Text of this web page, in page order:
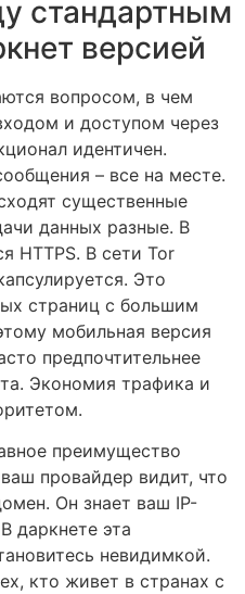
стандартным
версией
вопросом, в чем
и доступом через
идентичен.
– все на месте.
существенные
данных разные. В
HTTPS. В сети Tor
Это
страниц с большим
мобильная версия
предпочтительнее
Экономия трафика и
преимущество
провайдер видит, что
Он знает ваш IP-
даркнете эта
невидимкой.
кто живет в странах с